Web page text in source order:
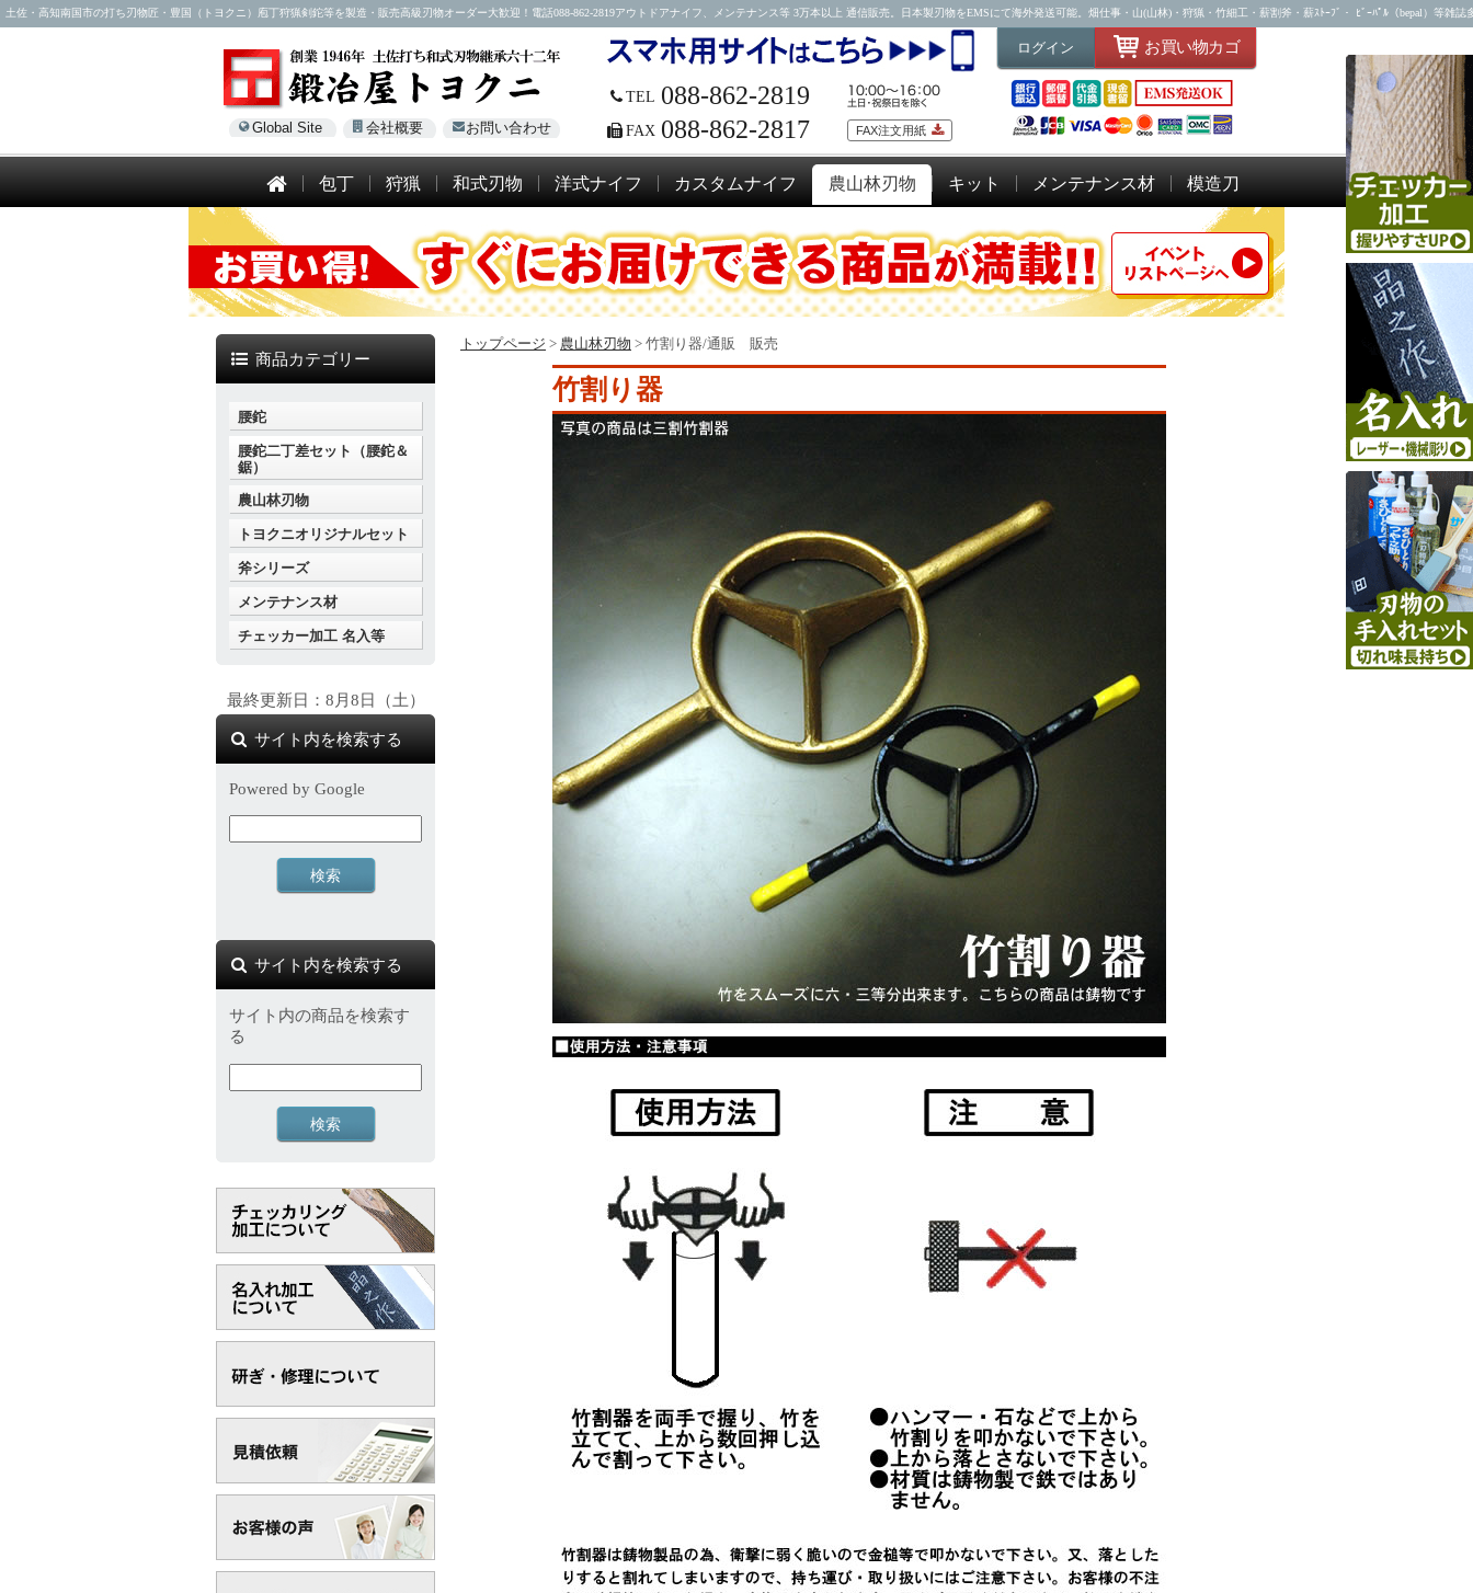
土佐・高知南国市の打ち刃物匠・豊国（トヨクニ）庖丁狩猟剣鉈等を製造・販売高級刃物オーダー大歓迎！電話088-862-2819アウトドアナイフ、メンテナンス等 3万本以上 通信販売。日本製刃物をEMSにて海外発送可能。畑仕事・山(山林)・狩猟・竹細工・薪割斧・薪ｽﾄｰﾌﾞ・ ﾋﾞｰﾊﾟﾙ（bepal）等雑誌
Global Site 会社概要 お問い合わせ
TEL 088-862-2819
FAX 088-862-2817 FAX注文用紙
ログイン お買い物カゴ
包丁 狩猟 和式刃物 洋式ナイフ カスタムナイフ 農山林刃物 キット メンテナンス材 模造刀
トップページ > 農山林刃物 > 竹割り器/通販 販売
竹割り器
商品カテゴリー
腰鉈
腰鉈二丁差セット（腰鉈＆
鋸）
農山林刃物
トヨクニオリジナルセット
斧シリーズ
メンテナンス材
チェッカー加工 名入等
最終更新日：8月8日（土）
サイト内を検索する
Powered by Google
サイト内を検索する
サイト内の商品を検索す
る